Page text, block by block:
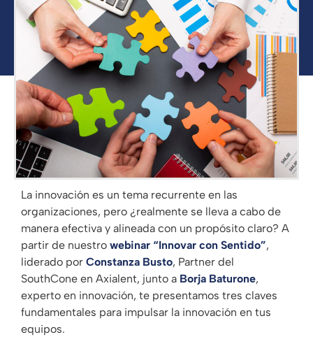
La innovación es un tema recurrente en las
organizaciones, pero ¿realmente se lleva a cabo de
manera efectiva y alineada con un propósito claro? A
partir de nuestro webinar “Innovar con Sentido”,
liderado por Constanza Busto, Partner del
SouthCone en Axialent, junto a Borja Baturone,
experto en innovación, te presentamos tres claves
fundamentales para impulsar la innovación en tus
equipos.